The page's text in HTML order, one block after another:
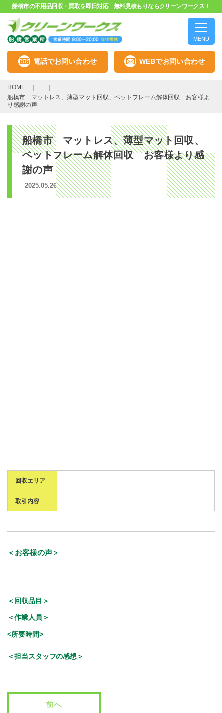
船橋市の不用品回収・買取を即日対応！無料見積もりならクリーンワークス！
MENU
電話でお問い合わせ WEBでお問い合わせ
HOME
船橋市 マットレス、薄型マット回収、ベットフレーム解体回収 お客様よ
り感謝の声
船橋市 マットレス、薄型マット回収、
ベットフレーム解体回収 お客様より感
謝の声
2025.05.26
回収エリア
取引内容
＜お客様の声＞
＜回収品目＞
＜作業人員＞
<所要時間>
＜担当スタッフの感想＞
前へ